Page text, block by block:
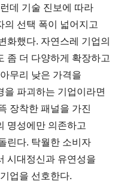
데 기술 진보에 따라
의 선택 폭이 넓어지고
화했다. 자연스레 기업의
좀 더 다양하게 확장하고
무리 낮은 가격을
파괴하는 기업이라면
장착한 패널을 가진
명성에만 의존하고
린다. 탁월한 소비자
시대정신과 유연성을
업을 선호한다.